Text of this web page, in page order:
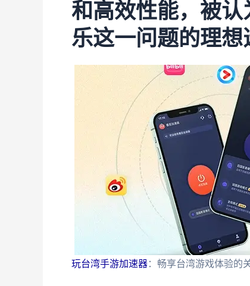
和高效性能，被
乐这一问题的理想
玩台湾手游加速器：畅享台湾游戏体验的